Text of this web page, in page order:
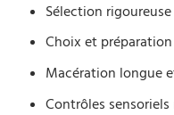
Sélection
Choix et
Macération longue
Contrôles